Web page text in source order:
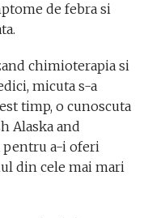
de febra si
chimioterapia si
micuta s-a
timp, o cunoscuta
Alaska and
pentru a-i oferi
din cele mai mari